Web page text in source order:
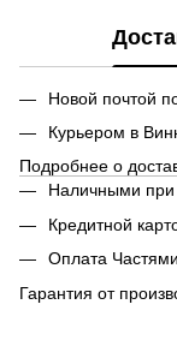
Новой почтой
Курьером в
Подробнее о
Наличными при
Кредитной
Оплата
Гарантия от